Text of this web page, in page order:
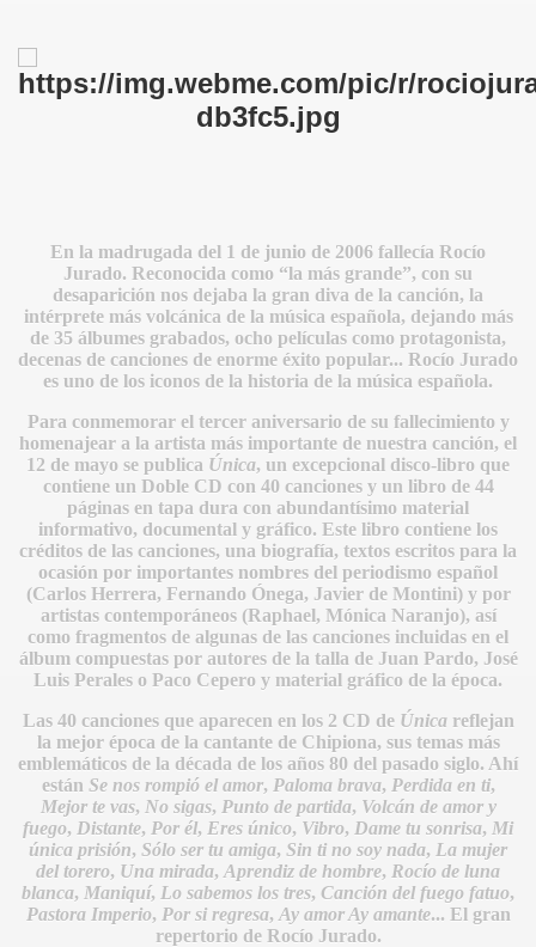
En la madrugada del 1 de junio de 2006 fallecía Rocío
Jurado. Reconocida como “la más grande”, con su
desaparición nos dejaba la gran diva de la canción, la
intérprete más volcánica de la música española, dejando más
de 35 álbumes grabados, ocho películas como protagonista,
decenas de canciones de enorme éxito popular... Rocío Jurado
es uno de los iconos de la historia de la música española.
Para conmemorar el tercer aniversario de su fallecimiento y
homenajear a la artista más importante de nuestra canción, el
12 de mayo se publica Única, un excepcional disco-libro que
contiene un Doble CD con 40 canciones y un libro de 44
páginas en tapa dura con abundantísimo material
informativo, documental y gráfico. Este libro contiene los
créditos de las canciones, una biografía, textos escritos para la
ocasión por importantes nombres del periodismo español
(Carlos Herrera, Fernando Ónega, Javier de Montini) y por
artistas contemporáneos (Raphael, Mónica Naranjo), así
como fragmentos de algunas de las canciones incluidas en el
álbum compuestas por autores de la talla de Juan Pardo, José
Luis Perales o Paco Cepero y material gráfico de la época.
Las 40 canciones que aparecen en los 2 CD de Únicareflejan
la mejor época de la cantante de Chipiona, sus temas más
emblemáticos de la década de los años 80 del pasado siglo. Ahí
están Se nos rompió el amor, Paloma brava, Perdida en ti,
Mejor te vas, No sigas, Punto de partida, Volcán de amor y
fuego, Distante, Por él, Eres único, Vibro, Dame tu sonrisa, Mi
única prisión, Sólo ser tu amiga, Sin ti no soy nada, La mujer
del torero, Una mirada, Aprendiz de hombre, Rocío de luna
blanca, Maniquí, Lo sabemos los tres, Canción del fuego fatuo,
Pastora Imperio, Por si regresa, Ay amor Ay amante... El gran
repertorio de Rocío Jurado.